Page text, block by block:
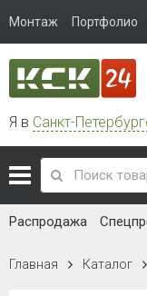
Монтаж Портфолио
Я в Санкт-
Распродажа
Главная Каталог